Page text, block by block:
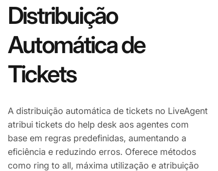
Distribuição
Automática de
Tickets
A distribuição automática de tickets no LiveAgent
atribui tickets do help desk aos agentes com
base em regras predefinidas, aumentando a
eficiência e reduzindo erros. Oferece métodos
como ring to all, máxima utilização e atribuição